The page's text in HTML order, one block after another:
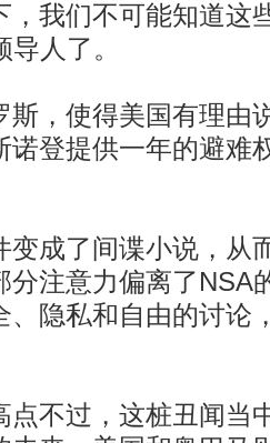
我们不可能知道这
人了。
，使得美国有理由
诺登提供一年的避难
成了间谍小说，从
分注意力偏离了NSA
、隐私和自由的讨论
不过，这桩丑闻当